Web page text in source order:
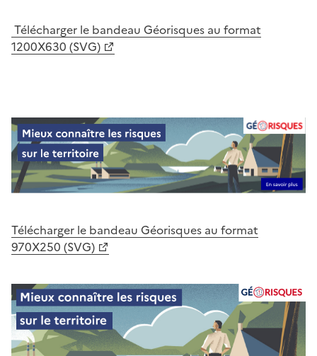
Télécharger le bandeau Géorisques au format
1200X630 (SVG)
Télécharger le bandeau Géorisques au format
970X250 (SVG)